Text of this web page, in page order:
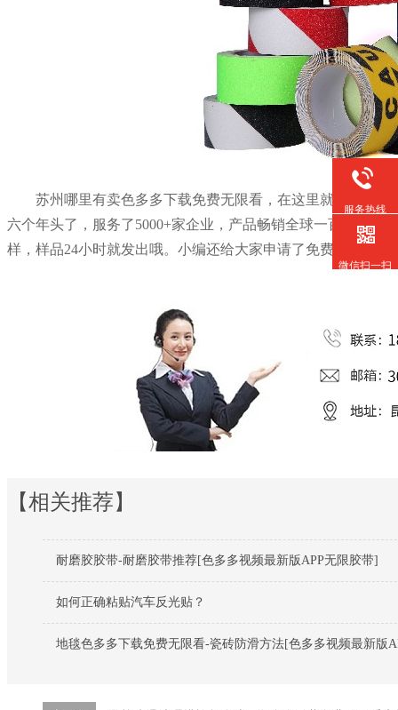
苏州哪里有卖色多多下载免费无限看，在这里就给大家推
六个年头了，服务了5000+家企业，产品畅销全球一百多个国
样，样品24小时就发出哦。小编还给大家申请了免费领取样
【相关推荐】
耐磨胶胶带-耐磨胶带推荐[色多多视频最新版APP无限胶带]
如何正确粘贴汽车反光贴？
地毯色多多下载免费无限看-瓷砖防滑方法[色多多视频最新版
服务热线
微信扫一扫